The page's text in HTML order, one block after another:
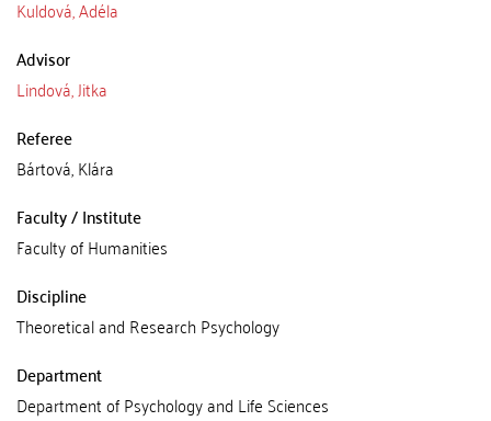
Kuldová, Adéla
Advisor
Lindová, Jitka
Referee
Bártová, Klára
Faculty / Institute
Faculty of Humanities
Discipline
Theoretical and Research Psychology
Department
Department of Psychology and Life Sciences